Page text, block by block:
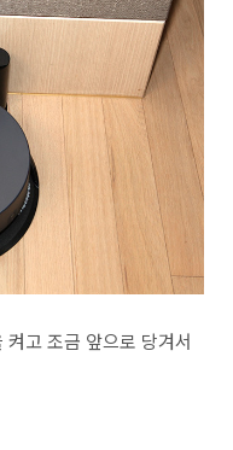
고 조금 앞으로 당겨서